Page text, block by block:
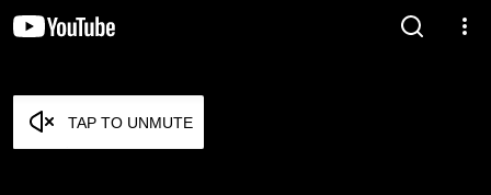
TAP TO UNMUTE